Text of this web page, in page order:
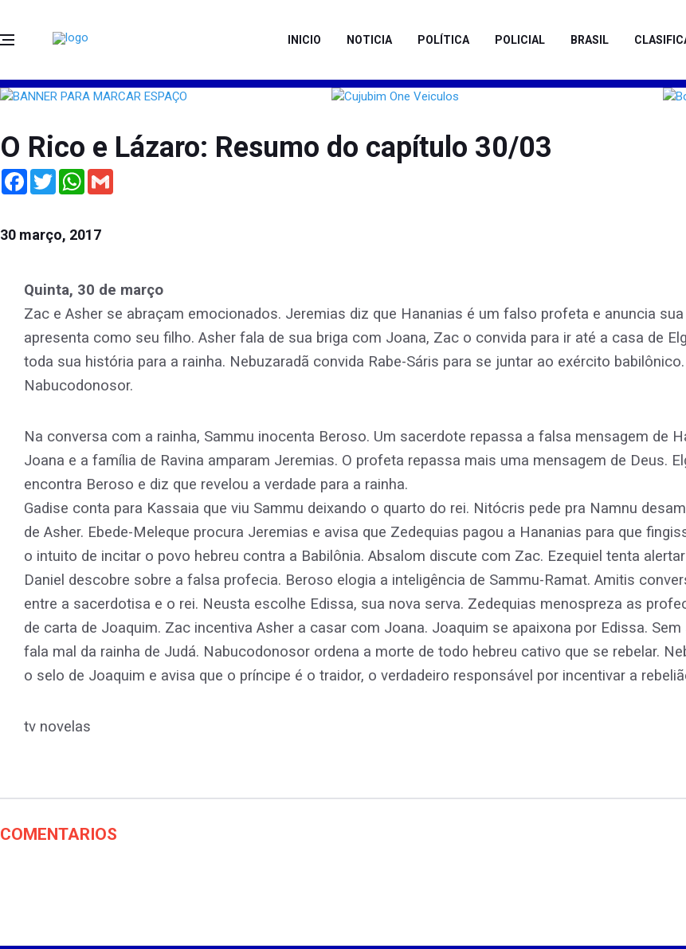
INICIO NOTICIA POLÍTICA POLICIAL BRASIL
O Rico e Lázaro: Resumo do capítulo 30/03
Facebook
TwitterWhatsApp
30 março, 2017
Quinta, 30 de março
Zac e Asher se abraçam emocionados. Jeremias diz que Hananias é um falso profeta e anuncia
apresenta como seu filho. Asher fala de sua briga com Joana, Zac o convida para ir até a casa de
toda sua história para a rainha. Nebuzaradã convida Rabe-Sáris para se juntar ao exército
Nabucodonosor.
Na conversa com a rainha, Sammu inocenta Beroso. Um sacerdote repassa a falsa mensagem de
Joana e a família de Ravina amparam Jeremias. O profeta repassa mais uma mensagem de Deus.
encontra Beroso e diz que revelou a verdade para a rainha.
Gadise conta para Kassaia que viu Sammu deixando o quarto do rei. Nitócris pede pra Namnu
de Asher. Ebede-Meleque procura Jeremias e avisa que Zedequias pagou a Hananias para que
o intuito de incitar o povo hebreu contra a Babilônia. Absalom discute com Zac. Ezequiel tenta
Daniel descobre sobre a falsa profecia. Beroso elogia a inteligência de Sammu-Ramat. Amitis
entre a sacerdotisa e o rei. Neusta escolhe Edissa, sua nova serva. Zedequias menospreza as
de carta de Joaquim. Zac incentiva Asher a casar com Joana. Joaquim se apaixona por Edissa.
fala mal da rainha de Judá. Nabucodonosor ordena a morte de todo hebreu cativo que se rebelar.
o selo de Joaquim e avisa que o príncipe é o traidor, o verdadeiro responsável por incentivar a
tv novelas
COMENTARIOS